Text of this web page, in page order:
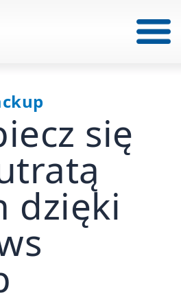
się
dzięki